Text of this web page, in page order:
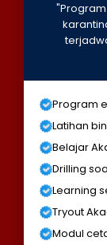
Program
Latihan
Belajar
Drilling
Learning
Tryout
Modul